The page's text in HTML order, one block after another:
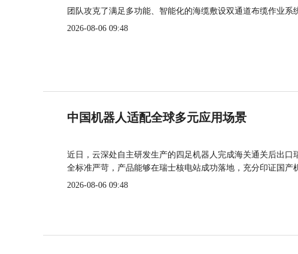
团队攻克了满足多功能、智能化的海缆敷设双通道布缆作业系
2026-08-06 09:48
中国机器人适配全球多元应用场景
近日，云深处自主研发生产的四足机器人完成海关通关后出
全标准严苛，产品能够在瑞士核电站成功落地，充分印证国产
2026-08-06 09:48